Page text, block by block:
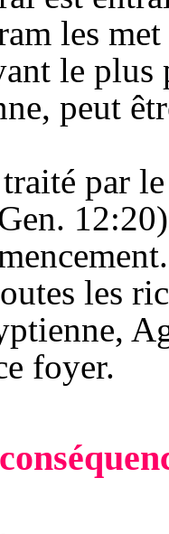
les
le plus
peut
par
.
les
foyer.